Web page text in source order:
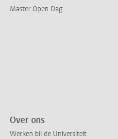
Master Open Dag
Over ons
Werken bij de Universiteit